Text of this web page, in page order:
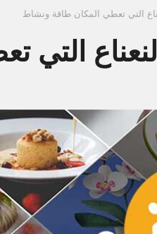
التي تعطي المكان طاقة ونشاط